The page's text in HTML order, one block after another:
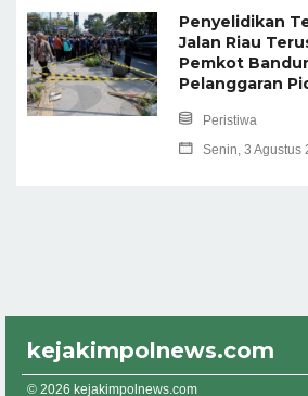
Penyelidikan
Jalan Riau
Pemkot
Pelanggaran
Peristiwa
Senin, 3 Agustus
kejakimpolnews.com
© 2026 kejakimpolnews.com